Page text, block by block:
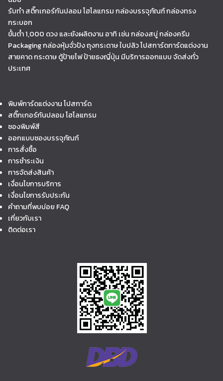
รับทำ สติ๊กเกอร์กันปลอม โฮโลแกรม กล่องบรรจุภัณฑ์ กล่องทรง
กระบอก
ขั้นต่ำ 1,000 ดวง และยังผลิตงาน อาทิ เช่น กล่องสบู่ กล่องครีม
Packaging กล่องหุ้มจั่วปัง ถุงกระดาษ ใบปลิว โปสการ์ดการ์ดแต่งงาน
สายคาด กระดาษ ตู้ป้ายไฟ ป้ายธงญี่ปุ่น มีบริการออกแบบ จัดส่งทั่ว
ประเทศ
พิมพ์การ์ดแต่งงาน โปสการ์ด
สติ๊กเกอร์กันปลอม โฮโลแกรม
ซองพิมพ์สี
ออกแบบซองบรรจุภัณฑ์
การสั่งซื้อ
การชำระเงิน
การจัดส่งสินค้า
เงื่อนไขการบริการ
เงื่อนไขการรับประกัน
คำถามที่พบบ่อย FAQ
เกี่ยวกับเรา
ติดต่อเรา